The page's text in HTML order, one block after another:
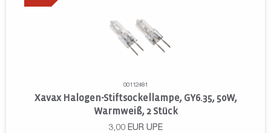
00112481
Xavax Halogen-Stiftsockellampe, GY6.35, 50W,
Warmweiß, 2 Stück
3,00 EUR UPE